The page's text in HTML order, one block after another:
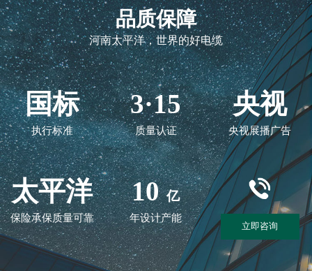
品质保障
河南太平洋，世界的好电缆
国标
执行标准
3·15
质量认证
央视
央视展播广告
太平洋
保险承保质量可靠
10 亿
年设计产能
立即咨询